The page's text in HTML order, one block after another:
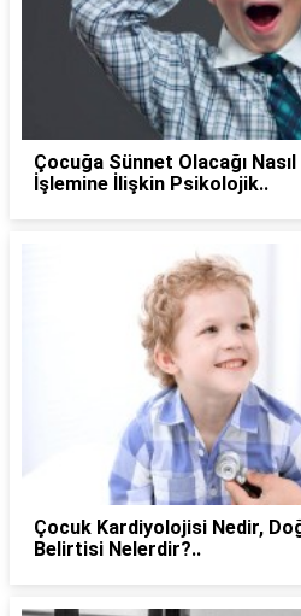
Çocuğa Sünnet Olacağı
İşlemine İlişkin Psikolojik..
Çocuk Kardiyolojisi Nedir,
Belirtisi Nelerdir?..